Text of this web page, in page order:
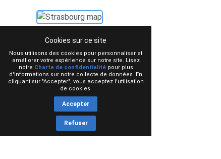
Cookies sur ce site
Nous utilisons des cookies pour personnaliser et
améliorer votre expérience sur notre site. Lisez
notre Charte de confidentialitépour plus
d'informations sur notre collecte de données. En
cliquant sur "Accepter", vous acceptez l'utilisation
de cookies.
Accepter
Refuser